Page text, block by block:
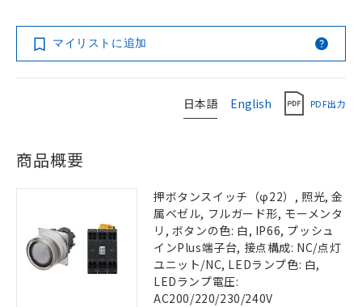
マイリストに追加
日本語 English PDF出力
商品概要
押ボタンスイッチ（φ22）, 照光, 金
属ベゼル, フルガード形, モーメンタ
リ, ボタンの色: 白, IP66, プッシュ
インPlus端子台, 接点構成: NC/点灯
ユニット/NC, LEDランプ色: 白,
LEDランプ電圧:
AC200/220/230/240V